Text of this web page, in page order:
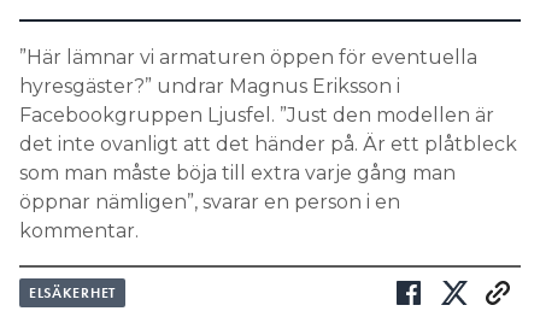
”Här lämnar vi armaturen öppen för eventuella
hyresgäster?” undrar Magnus Eriksson i
Facebookgruppen Ljusfel. ”Just den modellen är
det inte ovanligt att det händer på. Är ett plåtbleck
som man måste böja till extra varje gång man
öppnar nämligen”, svarar en person i en
kommentar.
ELSÄKERHET